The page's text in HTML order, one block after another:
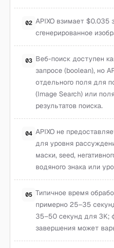
02 APIXO взимает $0.035
сгенерированное
03 Веб-поиск доступен
запросе (boolean), но
отдельного поля для
(Image Search) или
результатов поиска.
04 APIXO не
для уровня
маски, seed,
водяного знака или
05 Типичное время
примерно 25–35
35–50 секунд для 3K;
завершения может